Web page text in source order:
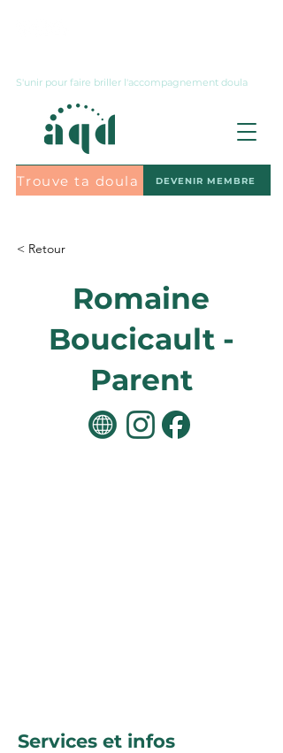
S'unir pour faire briller l'accompagnement doula
Trouve ta doula DEVENIR MEMBRE
< Retour
Romaine
Boucicault -
Parent
Services et infos